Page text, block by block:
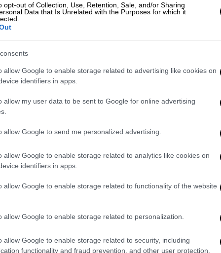
opt-out of Collection, Use, Retention, Sale, and/or Sharing
Data that Is Unrelated with the Purposes for which it
allow Google to enable storage related to advertising like cookies on
identifiers in apps.
allow my user data to be sent to Google for online advertising
allow Google to send me personalized advertising.
allow Google to enable storage related to analytics like cookies on
identifiers in apps.
allow Google to enable storage related to functionality of the website
allow Google to enable storage related to personalization.
allow Google to enable storage related to security, including
functionality and fraud prevention, and other user protection.
πως
και μεταξύ των υπουργών. Οι
υπουργών Εξωτερικών και Άμυνας
Βίλνιους) αλλά θα επεκταθούν και
για την διαχείριση του προσφυγικού
είτε το υπουργείο Μεταναστευτικής
μία
που ο Κυριάκος Μητσοτάκης έχει πει
το ένα βασικό ζήτημα το οποίο
Τουρκία, που δεν είναι άλλο από την
Αιγαίο και στην Ανατολική Μεσόγειο,
αυτό μπορεί να επιλυθεί μόνο με
το Διεθνές Δίκαιο». Καθιστώντας
των νησιών, ζητήματα κυριαρχίας,
το πλαίσιο της συζήτησης με την